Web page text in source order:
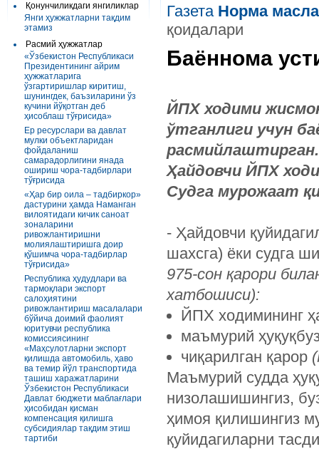
Қонунчиликдаги янгиликлар
Янги ҳужжатларни тақдим
этамиз
Расмий ҳужжатлар
«Ўзбекистон Республикаси
Президентининг айрим
ҳужжатларига
ўзгартиришлар киритиш,
шунингдек, баъзиларини ўз
кучини йўқотган деб
ҳисоблаш тўғрисида»
Ер ресурслари ва давлат
мулки объектларидан
фойдаланиш
самарадорлигини янада
ошириш чора-тадбирлари
тўғрисида
«Ҳар бир оила – тадбиркор»
дастурини ҳамда Наманган
вилоятидаги кичик саноат
зоналарини
ривожлантиришни
молиялаштиришга доир
қўшимча чора-тадбирлар
тўғрисида»
Республика ҳудудлари ва
тармоқлари экспорт
салоҳиятини
ривожлантириш масалалари
бўйича доимий фаолият
юритувчи республика
комиссиясининг
«Маҳсулотларни экспорт
қилишда автомобиль, ҳаво
ва темир йўл транспортида
ташиш харажатларини
Ўзбекистон Республикаси
Давлат бюджети маблағлари
ҳисобидан қисман
компенсация қилишга
субсидиялар тақдим этиш
тартиби
Газета Норма
қоидалари
Баённома
ЙПХ ходими
ўтганлиги учун
расмийлаштирган.
Ҳайдовчи ЙПХ
Судга мурожаат
- Ҳайдовчи
шахсга) ёки судга
975-сон қарори
хатбошиси):
ЙПХ ходимининг
маъмурий
чиқарилган қарор
Маъмурий судда
низолашишингиз,
ҳимоя қилишингиз
қуйидагиларни